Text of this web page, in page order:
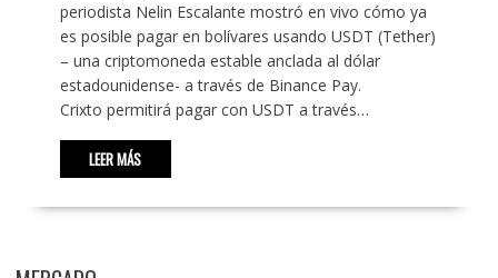
periodista Nelin Escalante mostró en vivo cómo ya
es posible pagar en bolívares usando USDT (Tether)
– una criptomoneda estable anclada al dólar
estadounidense- a través de Binance Pay.
Crixto permitirá pagar con USDT a través…
LEER MÁS